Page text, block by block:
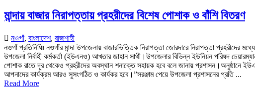
মান্দায় বাজার নিরাপত্তায় প্রহরীদের বিশেষ পোশাক ও বাঁশি বিতরণ
নওগাঁ, বাংলাদেশ, রাজশাহী
নওগাঁ প্রতিনিধিঃ নওগাঁর মান্দা উপজেলায় বাজারভিত্তিক নিরাপত্তা জোরদারে নিরাপত্তা
উপজেলা নির্বাহী কর্মকর্তা (ইউএনও) আখতার জাহান সাথী।উপজেলার বিভিন্ন ইউনিয়ন পরিষদ
পোশাক রাতে দূর থেকেও প্রহরীদের অবস্থান শনাক্তে সহায়ক হবে বলে জানায় প্রশাসন।অনুষ্ঠানে
আপনাদের কার্যক্রম আরও সুসংগঠিত ও কার্যকর হবে।”সরঞ্জাম পেয়ে উপজেলা প্রশাসনের প্রতি ...
Read More